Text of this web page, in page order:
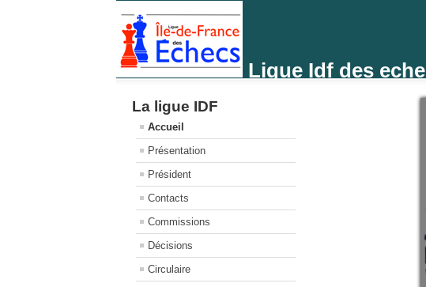
Ligue Idf des
La ligue IDF
Accueil
Présentation
Président
Contacts
Commissions
Décisions
Circulaire